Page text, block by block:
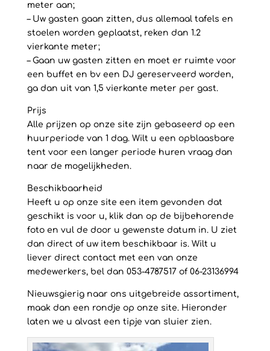
meter aan;
– Uw gasten gaan zitten, dus allemaal tafels en
stoelen worden geplaatst, reken dan 1.2
vierkante meter;
– Gaan uw gasten zitten en moet er ruimte voor
een buffet en bv een DJ gereserveerd worden,
ga dan uit van 1,5 vierkante meter per gast.
Prijs
Alle prijzen op onze site zijn gebaseerd op een
huurperiode van 1 dag. Wilt u een opblaasbare
tent voor een langer periode huren vraag dan
naar de mogelijkheden.
Beschikbaarheid
Heeft u op onze site een item gevonden dat
geschikt is voor u, klik dan op de bijbehorende
foto en vul de door u gewenste datum in. U ziet
dan direct of uw item beschikbaar is. Wilt u
liever direct contact met een van onze
medewerkers, bel dan 053-4787517 of 06-23136994
Nieuwsgierig naar ons uitgebreide assortiment,
maak dan een rondje op onze site. Hieronder
laten we u alvast een tipje van sluier zien.